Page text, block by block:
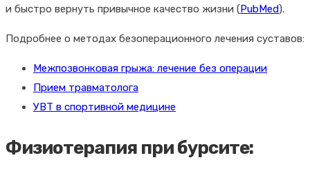
и быстро вернуть привычное качество жизни (PubMed).
Подробнее о методах безоперационного лечения суставов:
Межпозвонковая грыжа: лечение без операции
Прием травматолога
УВТ в спортивной медицине
Физиотерапия при бурсите: